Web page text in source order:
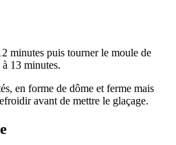
minutes puis tourner le moule de
13 minutes.
en forme de dôme et ferme mais
avant de mettre le glaçage.